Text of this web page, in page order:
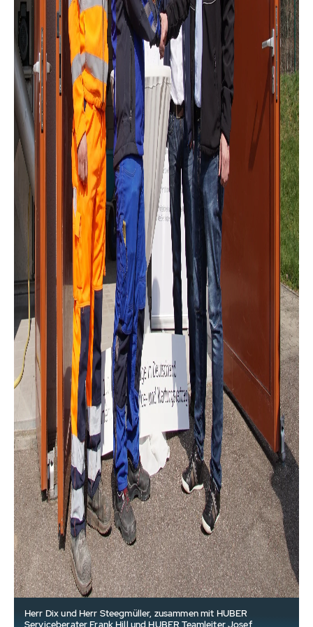
Herr Dix und Herr Steegmüller, zusammen mit HUBER
Serviceberater Frank Hill und HUBER Teamleiter Josef